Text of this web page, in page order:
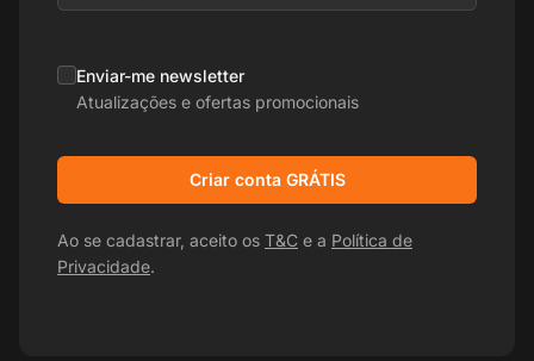
Enviar-me newsletter
Atualizações e ofertas promocionais
Criar conta GRÁTIS
Ao se cadastrar, aceito os T&C e a Política de
Privacidade.